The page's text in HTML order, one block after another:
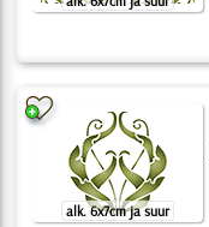
alk. 6x7cm ja suur